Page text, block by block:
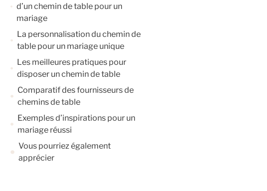
d’un chemin de table pour un
mariage
La personnalisation du chemin de
table pour un mariage unique
Les meilleures pratiques pour
disposer un chemin de table
Comparatif des fournisseurs de
chemins de table
Exemples d’inspirations pour un
mariage réussi
Vous pourriez également
apprécier